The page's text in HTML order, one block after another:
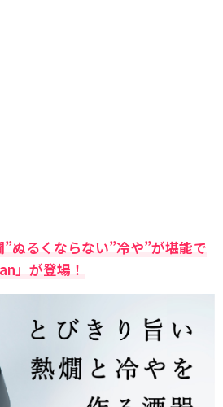
ぬるくならない”冷や”が堪能で
」が登場！